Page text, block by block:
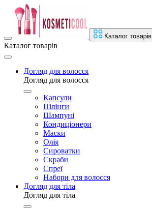
Каталог товарів
Каталог товарів
Догляд для волосся
Догляд для волосся
Капсули
Пілінги
Шампуні
Кондиціонери
Маски
Олія
Сироватки
Скраби
Спреї
Набори для волосся
Догляд для тіла
Догляд для тіла